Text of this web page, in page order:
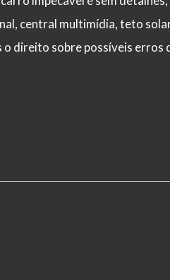
central multimídia, teto
direito sobre possíveis erros